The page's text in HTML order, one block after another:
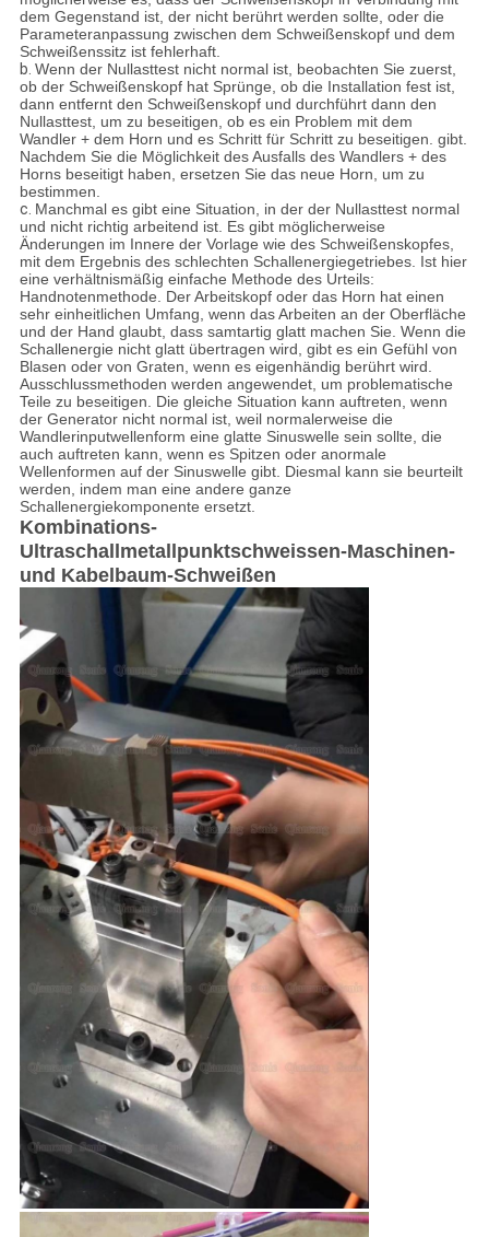
dem Gegenstand ist, der nicht berührt werden sollte, oder die
Parameteranpassung zwischen dem Schweißenskopf und dem
Schweißenssitz ist fehlerhaft.
b. Wenn der Nullasttest nicht normal ist, beobachten Sie zuerst,
ob der Schweißenskopf hat Sprünge, ob die Installation fest ist,
dann entfernt den Schweißenskopf und durchführt dann den
Nullasttest, um zu beseitigen, ob es ein Problem mit dem
Wandler + dem Horn und es Schritt für Schritt zu beseitigen. gibt.
Nachdem Sie die Möglichkeit des Ausfalls des Wandlers + des
Horns beseitigt haben, ersetzen Sie das neue Horn, um zu
bestimmen.
c. Manchmal es gibt eine Situation, in der der Nullasttest normal
und nicht richtig arbeitend ist. Es gibt möglicherweise
Änderungen im Innere der Vorlage wie des Schweißenskopfes,
mit dem Ergebnis des schlechten Schallenergiegetriebes. Ist hier
eine verhältnismäßig einfache Methode des Urteils:
Handnotenmethode. Der Arbeitskopf oder das Horn hat einen
sehr einheitlichen Umfang, wenn das Arbeiten an der Oberfläche
und der Hand glaubt, dass samtartig glatt machen Sie. Wenn die
Schallenergie nicht glatt übertragen wird, gibt es ein Gefühl von
Blasen oder von Graten, wenn es eigenhändig berührt wird.
Ausschlussmethoden werden angewendet, um problematische
Teile zu beseitigen. Die gleiche Situation kann auftreten, wenn
der Generator nicht normal ist, weil normalerweise die
Wandlerinputwellenform eine glatte Sinuswelle sein sollte, die
auch auftreten kann, wenn es Spitzen oder anormale
Wellenformen auf der Sinuswelle gibt. Diesmal kann sie beurteilt
werden, indem man eine andere ganze
Schallenergiekomponente ersetzt.
Kombinations-
Ultraschallmetallpunktschweissen-Maschinen-
und Kabelbaum-Schweißen